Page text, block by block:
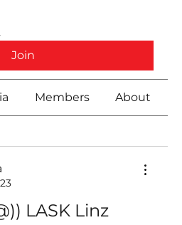
Join
Members About
LASK Linz